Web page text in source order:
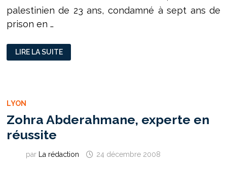
palestinien de 23 ans, condamné à sept ans de
prison en …
PRISONNIERS
PALESTINIENS
:
LIRE LA SUITE
LYON
Zohra Abderahmane, experte en
réussite
par La rédaction 24 décembre 2008